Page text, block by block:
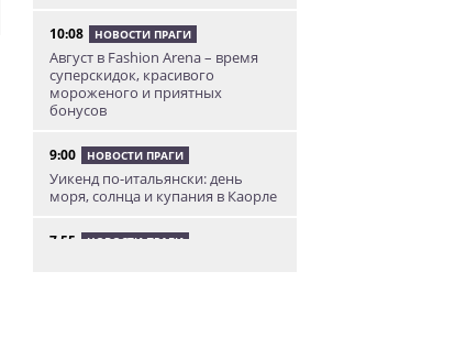
10:08 НОВОСТИ ПРАГИ
Август в Fashion Arena – время
суперскидок, красивого
мороженого и приятных
бонусов
9:00 НОВОСТИ ПРАГИ
Уикенд по-итальянски: день
моря, солнца и купания в Каорле
7:55 НОВОСТИ ПРАГИ